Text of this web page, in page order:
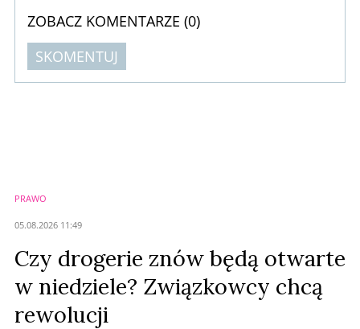
ZOBACZ KOMENTARZE (0)
SKOMENTUJ
PRAWO
05.08.2026 11:49
Czy drogerie znów będą otwarte
w niedziele? Związkowcy chcą
rewolucji